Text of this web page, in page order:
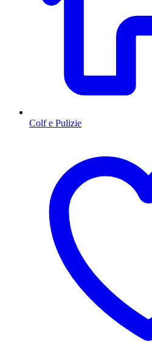
Colf e Pulizie